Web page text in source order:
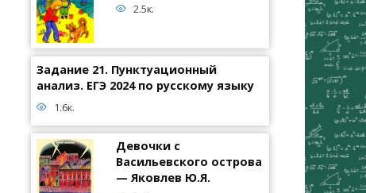
2.5к.
Задание 21. Пунктуационный
анализ. ЕГЭ 2024 по русскому языку
1.6к.
Девочки с
Васильевского острова
— Яковлев Ю.Я.